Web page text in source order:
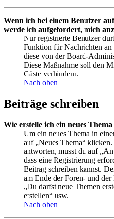
Wenn ich bei einem Benutzer
werde ich aufgefordert, mich
Nur registrierte Benutzer
Funktion für Nachrichten an
diese von der Board-
Diese Maßnahme soll den
Gäste verhindern.
Nach oben
Beiträge schreiben
Wie erstelle ich ein neues
Um ein neues Thema in
auf „Neues Thema“
antworten, musst du auf
dass eine Registrierung
Beitrag schreiben kannst.
am Ende der Foren- und
„Du darfst neue Themen
erstellen“ usw.
Nach oben